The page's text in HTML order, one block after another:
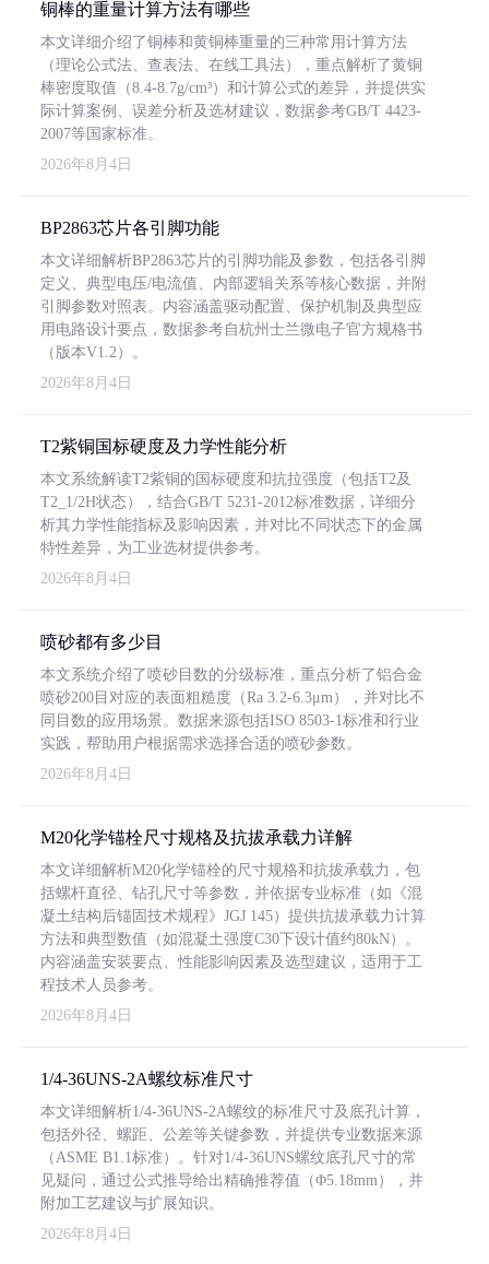
铜棒的重量计算方法有哪些
本文详细介绍了铜棒和黄铜棒重量的三种常用计算方法
（理论公式法、查表法、在线工具法），重点解析了黄铜
棒密度取值（8.4-8.7g/cm³）和计算公式的差异，并提供实
际计算案例、误差分析及选材建议，数据参考GB/T 4423-
2007等国家标准。
2026年8月4日
BP2863芯片各引脚功能
本文详细解析BP2863芯片的引脚功能及参数，包括各引脚
定义、典型电压/电流值、内部逻辑关系等核心数据，并附
引脚参数对照表。内容涵盖驱动配置、保护机制及典型应
用电路设计要点，数据参考自杭州士兰微电子官方规格书
（版本V1.2）。
2026年8月4日
T2紫铜国标硬度及力学性能分析
本文系统解读T2紫铜的国标硬度和抗拉强度（包括T2及
T2_1/2H状态），结合GB/T 5231-2012标准数据，详细分
析其力学性能指标及影响因素，并对比不同状态下的金属
特性差异，为工业选材提供参考。
2026年8月4日
喷砂都有多少目
本文系统介绍了喷砂目数的分级标准，重点分析了铝合金
喷砂200目对应的表面粗糙度（Ra 3.2-6.3μm），并对比不
同目数的应用场景。数据来源包括ISO 8503-1标准和行业
实践，帮助用户根据需求选择合适的喷砂参数。
2026年8月4日
M20化学锚栓尺寸规格及抗拔承载力详解
本文详细解析M20化学锚栓的尺寸规格和抗拔承载力，包
括螺杆直径、钻孔尺寸等参数，并依据专业标准（如《混
凝土结构后锚固技术规程》JGJ 145）提供抗拔承载力计算
方法和典型数值（如混凝土强度C30下设计值约80kN）。
内容涵盖安装要点、性能影响因素及选型建议，适用于工
程技术人员参考。
2026年8月4日
1/4-36UNS-2A螺纹标准尺寸
本文详细解析1/4-36UNS-2A螺纹的标准尺寸及底孔计算，
包括外径、螺距、公差等关键参数，并提供专业数据来源
（ASME B1.1标准）。针对1/4-36UNS螺纹底孔尺寸的常
见疑问，通过公式推导给出精确推荐值（Φ5.18mm），并
附加工艺建议与扩展知识。
2026年8月4日